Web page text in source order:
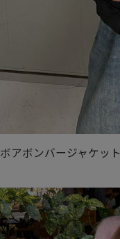
ボアボンバージャケット